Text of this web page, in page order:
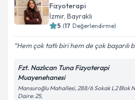
Fizyoterapi
İzmir, Bayraklı
5 (17 Değerlendirme)
Hem çok tatlı biri hem de çok başarılı
Fzt. Nazlıcan Tuna Fizyoterapi
Muayenehanesi
Mansuroğlu Mahallesi, 288/6 Sokak L2 Blok
Daire: 25,